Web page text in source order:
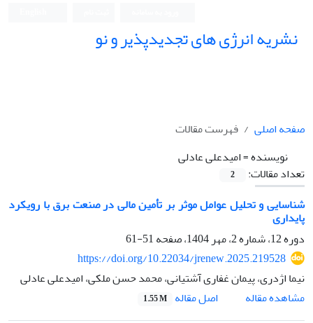
نشریه انرژی های تجدیدپذیر و نو
صفحه اصلی
فهرست مقالات
نویسنده =امیدعلی عادلی
تعداد مقالات:
2
شناسایی و تحلیل عوامل موثر بر تأمین مالی در صنعت برق با رویکرد
پایداری
دوره 12، شماره 2، مهر 1404، صفحه
51-61
https://doi.org/10.22034/jrenew.2025.219528
نیما اژدری، پیمان غفاری آشتیانی، محمد حسن ملکی، امیدعلی عادلی
مشاهده مقاله
اصل مقاله 1.55 M